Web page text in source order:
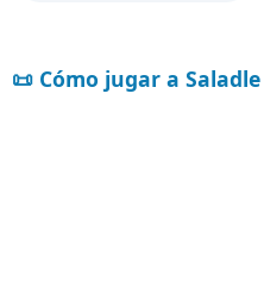
📜 Cómo jugar a Saladle